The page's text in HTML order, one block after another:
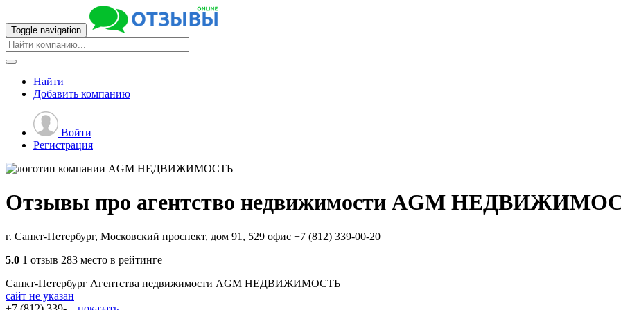
Toggle navigation
Найти
Добавить компанию
Войти
Регистрация
Отзывы про агентство недвижимости AGM
г. Санкт-Петербург, Московский проспект, дом 91, 529 офис +7 (812) 339-00-20
5.0 1 отзыв 283 место в рейтинге
Санкт-Петербург Агентства недвижимости AGM НЕДВИЖИМОСТЬ
сайт не указан